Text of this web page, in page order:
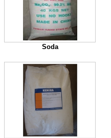
Soda